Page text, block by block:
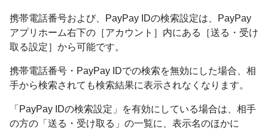
携帯電話番号および、PayPay IDの検索設定は、PayPay
アプリホーム右下の［アカウント］内にある［送る・受け
取る設定］から可能です。
携帯電話番号・PayPay IDでの検索を無効にした場合、相
手から検索されても検索結果に表示されなくなります。
「PayPay IDの検索設定」を有効にしている場合は、相手
の方の「送る・受け取る」の一覧に、表示名のほかに